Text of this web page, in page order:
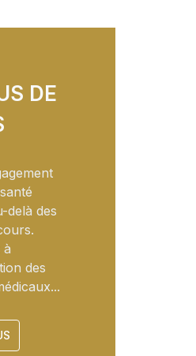
DE
delà des
à
des